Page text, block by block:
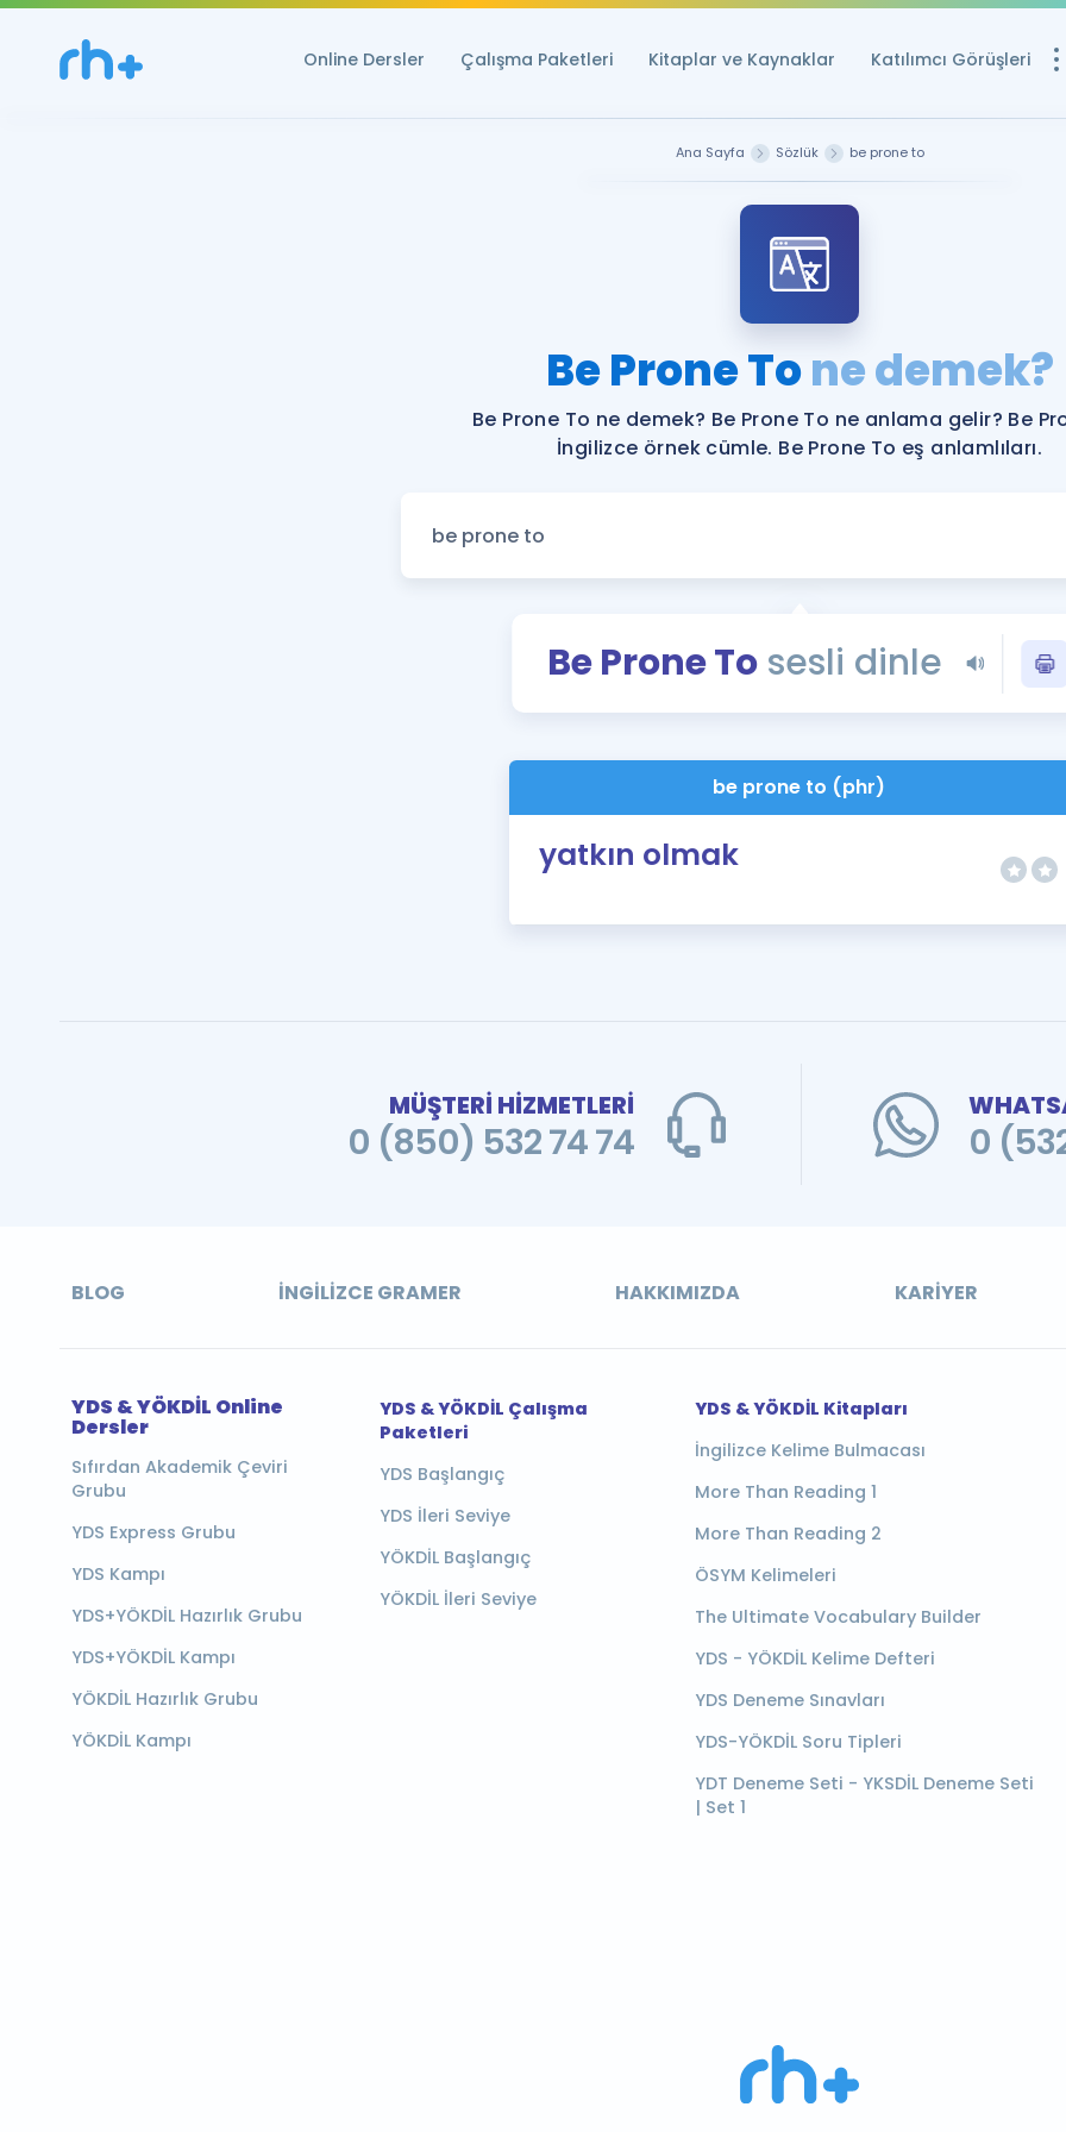
Online Dersler Çalışma Paketleri Kitaplar ve Kaynaklar Katılımcı Görüşleri
Ücretsiz
YDS ve YÖKDİL
YDS ve YÖKDİL'e
Tüm ÖSYM
YDS - YÖKDİL
İngilizce
Ana Sayfa Sözlük be prone to
Be Prone Tone demek?
Be Prone To ne demek? Be Prone To ne anlama gelir? Be
İngilizce örnek cümle. Be Prone To eş anlamlıları.
Be Prone To sesli dinle
be prone to (phr)
yatkın olmak
MÜŞTERİ HİZMETLERİ
0 (850) 532 74 74 0
BLOG İNGILIZCE GRAMER HAKKIMIZDA KARIYER
YDS & YÖKDİL Online
Dersler
Sıfırdan Akademik Çeviri
Grubu
YDS Express Grubu
YDS Kampı
YDS+YÖKDİL Hazırlık Grubu
YDS+YÖKDİL Kampı
YÖKDİL Hazırlık Grubu
YÖKDİL Kampı
YDS & YÖKDİL Çalışma
Paketleri
YDS Başlangıç
YDS İleri Seviye
YÖKDİL Başlangıç
YÖKDİL İleri Seviye
YDS & YÖKDİL Kitapları
İngilizce Kelime Bulmacası
More Than Reading 1
More Than Reading 2
ÖSYM Kelimeleri
The Ultimate Vocabulary Builder
YDS - YÖKDİL Kelime Defteri
YDS Deneme Sınavları
YDS-YÖKDİL Soru Tipleri
YDT Deneme Seti - YKSDİL Deneme Seti
| Set 1